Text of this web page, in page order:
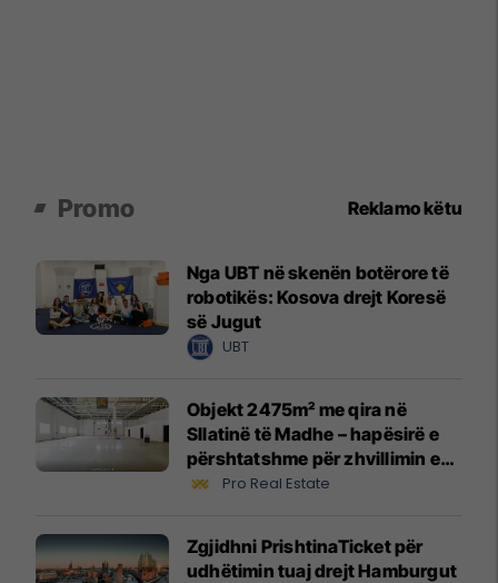
Promo Reklamo këtu
Nga UBT në skenën botërore të
robotikës: Kosova drejt Koresë
së Jugut
UBT
Objekt 2475m² me qira në
Sllatinë të Madhe – hapësirë e
përshtatshme për zhvillimin e
biznesit #16068
Pro Real Estate
Zgjidhni PrishtinaTicket për
udhëtimin tuaj drejt Hamburgut